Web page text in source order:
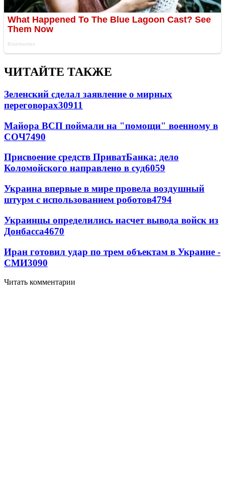
ЧИТАЙТЕ ТАКЖЕ
Зеленский сделал заявление о мирных
переговорах30911
Майора ВСП поймали на "помощи" военному в
СОЧ7490
Присвоение средств ПриватБанка: дело
Коломойского направлено в суд6059
Украина впервые в мире провела воздушный
штурм с использованием роботов4794
Украинцы определились насчет вывода войск из
Донбасса4670
Иран готовил удар по трем объектам в Украине -
СМИ3090
Читать комментарии